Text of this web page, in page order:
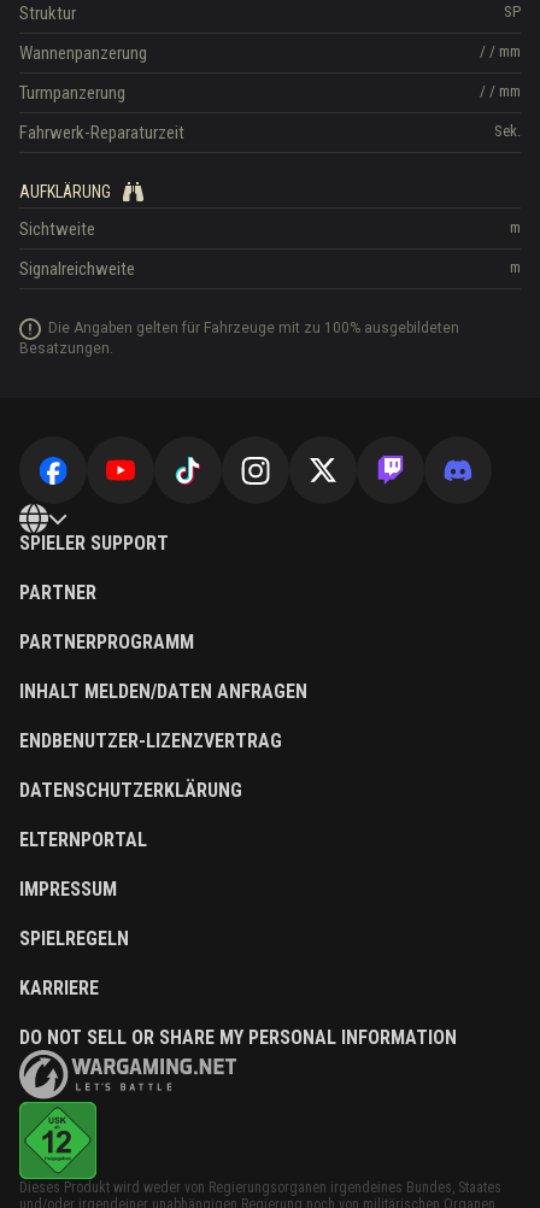
SP
Struktur
/ / mm
Wannenpanzerung
/ / mm
Turmpanzerung
Sek.
Fahrwerk-Reparaturzeit
AUFKLÄRUNG
m
Sichtweite
m
Signalreichweite
Die Angaben gelten für Fahrzeuge mit zu 100% ausgebildeten
Besatzungen.
SPIELER SUPPORT
PARTNER
PARTNERPROGRAMM
INHALT MELDEN/DATEN ANFRAGEN
ENDBENUTZER-LIZENZVERTRAG
DATENSCHUTZERKLÄRUNG
ELTERNPORTAL
IMPRESSUM
SPIELREGELN
KARRIERE
DO NOT SELL OR SHARE MY PERSONAL INFORMATION
Dieses Produkt wird weder von Regierungsorganen irgendeines Bundes, Staates
und/oder irgendeiner unabhängigen Regierung noch von militärischen Organen